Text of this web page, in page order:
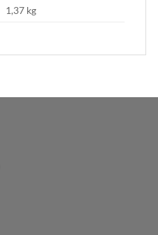
1,37 kg